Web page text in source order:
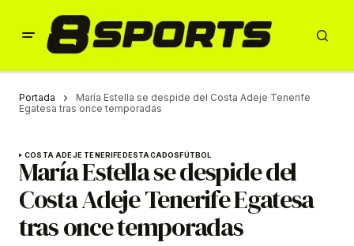
Portada
María Estella se despide del Costa Adeje Tenerife
Egatesa tras once temporadas
COSTA ADEJE TENERIFEDESTACADOSFÚTBOL
María Estella se despide del
Costa Adeje Tenerife Egatesa
tras once temporadas